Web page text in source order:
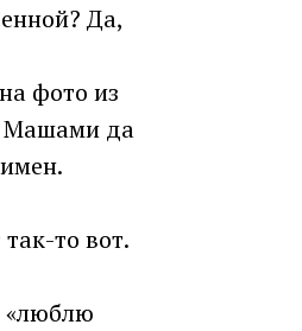
Да,
фото из
Машами да
то вот.
«люблю